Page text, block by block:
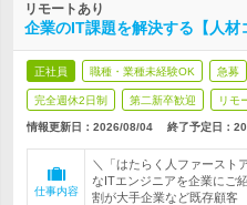
リモートあり
企業のIT課題を解決する【人
正社員 職種・業種未経験OK 急募
完全週休2日制 第二新卒歓迎 リモ
情報更新日：2026/08/04 終了予定日：
仕事内容
＼「はたらく人ファースト
なITエンジニアを企業にご
割が大手企業など既存顧客